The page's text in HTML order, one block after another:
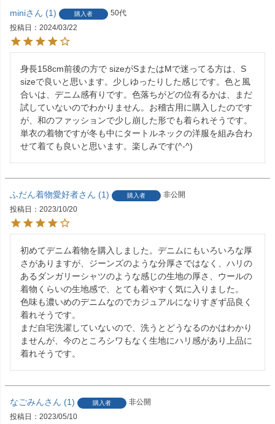
mini 1 購入者
50代
投稿日
2024/03/22
身長158cm前後の方で sizeがSまたはMで迷ってる方は、S
sizeで良いと思います。少しゆったりした感じです。色と風
合いは、デニム感有りです。色落ちがどの位有るかは、まだ
試していないのでわかりません。お稽古用に購入したのです
が、和のファッションで少し崩した形でも着られそうです。
単衣の着物ですが冬も中にタートルネックの洋服を組み合わ
せて着ても良いと思います。楽しみです(^-^)
ふだん着物愛好者 1 購入者
非公開
投稿日
2023/10/20
初めてデニム着物を購入しました。デニムにもいろいろな厚
さがありますが、ジーンズのような分厚さではなく、ハリの
あるダンガリーシャツのような感じの生地の厚さ、ウールの
着物くらいの生地感で、とても着やすく気に入りました。
色味も濃いめのデニムなのでカジュアルになりすぎず品良く
着れそうです。
まだ自宅洗濯していないので、洗うとどうなるのかはわかり
ませんが、今のところシワもなく生地にハリ感があり上品に
なごみん 1 購入者
非公開
投稿日
2023/05/10